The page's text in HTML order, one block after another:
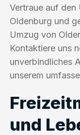
Vertraue auf
Oldenburg und
Umzug von
Kontaktiere uns
unverbindliches
unserem
und